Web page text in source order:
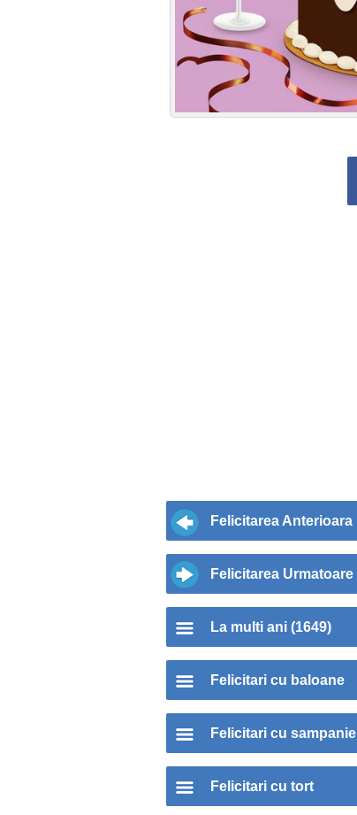
Felicitarea Anterioara
Felicitarea Urmatoare
La multi ani (1649)
Felicitari cu baloane
Felicitari cu sampanie
Felicitari cu tort